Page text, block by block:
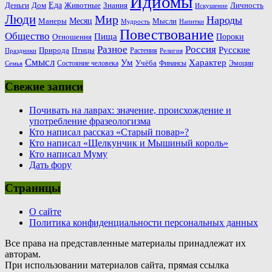
Деньги Дом Еда Животные Знания Искушение Личность
Люди Манеры Месяц Мир Мудрость Мысли Напитки Народы
Общество Отношения Пища Повествование Пороки
Праздники Природа Птицы Разное Растения Религия Россия Русские
Семья Смысл Состояние человека Ум Учёба Финансы Характер Эмоции
Свежие записи
Почивать на лаврах: значение, происхождение и
употребление фразеологизма
Кто написал рассказ «Старый повар»?
Кто написал «Щелкунчик и Мышиный король»
Кто написал Муму
Дать фору
Страницы
О сайте
Политика конфиденциальности персональных данных
Все права на представленные материалы принадлежат их
авторам.
При использовании материалов сайта, прямая ссылка